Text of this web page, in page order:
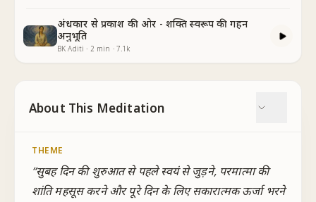
अंधकार से प्रकाश की ओर - शक्ति स्वरूप की गहन
अनुभूति
BK Aditi · 2 min · 7.1k
About This Meditation
THEME
“सुबह दिन की शुरुआत से पहले स्वयं से जुड़ने, परमात्मा की
शांति महसूस करने और पूरे दिन के लिए सकारात्मक ऊर्जा भरने